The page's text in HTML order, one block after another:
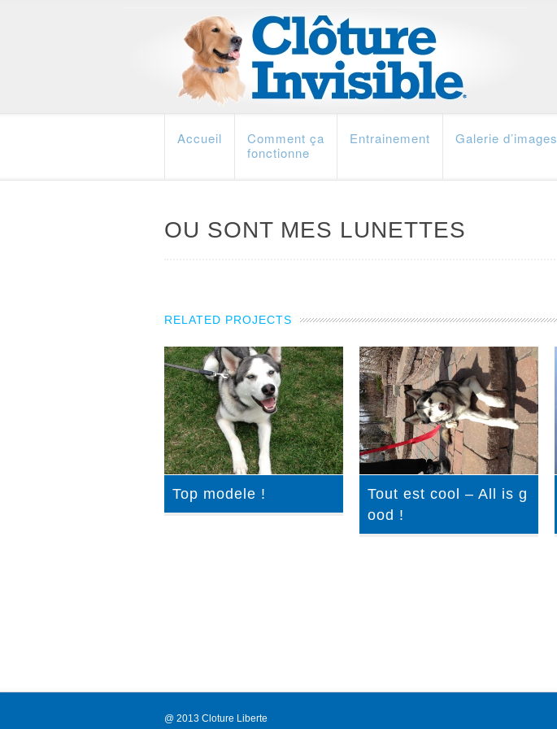
Accueil
Comment ça
fonctionne
Entrainement Galerie d’images
OU SONT MES LUNETTES
RELATED PROJECTS
Top modele !
Tout est cool – All is g
ood !
@ 2013 Cloture Liberte